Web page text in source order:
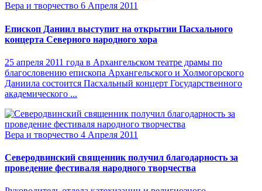
Вера и творчество 6 Апреля 2011
Епископ Даниил выступит на открытии Пасхального
концерта Северного народного хора
25 апреля 2011 года в Архангельском театре драмы по
благословению епископа Архангельского и Холмогорского
Даниила состоится Пасхальный концерт Государственного
академического ...
Вера и творчество 4 Апреля 2011
Северодвинский священник получил благодарность за
проведение фестиваля народного творчества